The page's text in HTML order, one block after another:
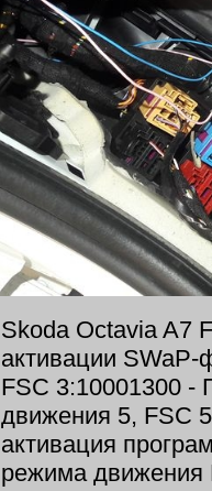
Skoda Octavia A7
активации
FSC 3:10001300
движения 5, FSC
активация
режима движения